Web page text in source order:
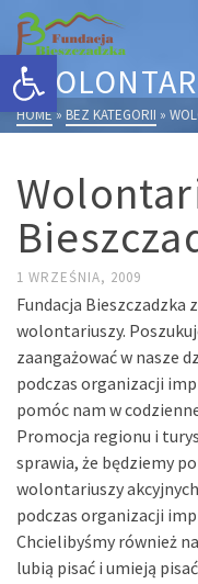
Otwórz pasek narzędzi
HOME» BEZ KATEGORII »
1 WRZEŚNIA, 2009
Fundacja Bieszczadzka
wolontariuszy.
zaangażować w nasze
podczas organizacji
pomóc nam w
Promocja regionu i
sprawia, że będziemy
wolontariuszy
podczas organizacji
Chcielibyśmy również
lubią pisać i umieją